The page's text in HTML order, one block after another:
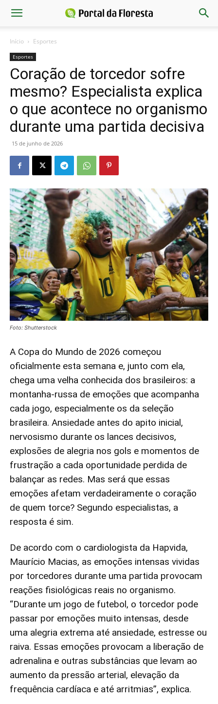
Início Esportes
Esportes
Coração de torcedor sofre
mesmo? Especialista explica
o que acontece no organismo
durante uma partida decisiva
15 de junho de 2026
Foto: Shutterstock
A Copa do Mundo de 2026 começou
oficialmente esta semana e, junto com ela,
chega uma velha conhecida dos brasileiros: a
montanha-russa de emoções que acompanha
cada jogo, especialmente os da seleção
brasileira. Ansiedade antes do apito inicial,
nervosismo durante os lances decisivos,
explosões de alegria nos gols e momentos de
frustração a cada oportunidade perdida de
balançar as redes. Mas será que essas
emoções afetam verdadeiramente o coração
de quem torce? Segundo especialistas, a
resposta é sim.
De acordo com o cardiologista da Hapvida,
Maurício Macias, as emoções intensas vividas
por torcedores durante uma partida provocam
reações fisiológicas reais no organismo.
“Durante um jogo de futebol, o torcedor pode
passar por emoções muito intensas, desde
uma alegria extrema até ansiedade, estresse ou
raiva. Essas emoções provocam a liberação de
adrenalina e outras substâncias que levam ao
aumento da pressão arterial, elevação da
frequência cardíaca e até arritmias”, explica.